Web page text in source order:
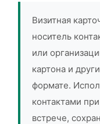
Визитная
носитель
или
картона и
формате.
контактами
встрече,